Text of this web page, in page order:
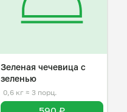
Зеленая чечевица с
зеленью
0,6 кг ≈ 3 порц.